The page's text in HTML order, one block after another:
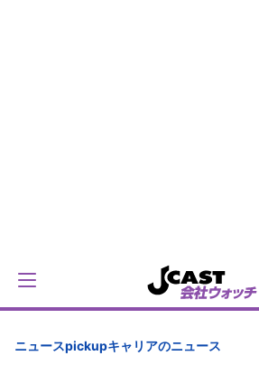
ニュースpickupキャリアのニュース